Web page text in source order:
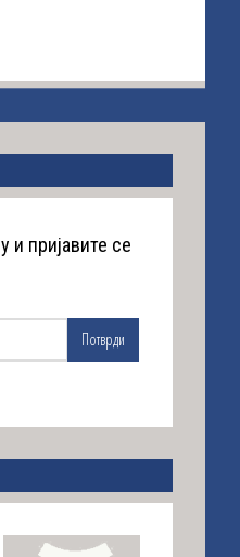
и пријавите се
Потврди